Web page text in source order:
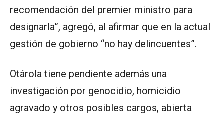
recomendación del premier ministro para
designarla”, agregó, al afirmar que en la actual
gestión de gobierno “no hay delincuentes”.
Otárola tiene pendiente además una
investigación por genocidio, homicidio
agravado y otros posibles cargos, abierta